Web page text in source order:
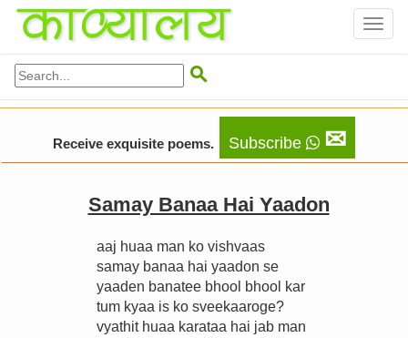

Receive exquisite poems. Subscribe ✉
Samay Banaa Hai Yaadon
aaj huaa man ko vishvaas
samay banaa hai yaadon se
yaaden banatee bhool bhool kar
tum kyaa is ko sveekaaroge?
vyathit huaa karataa hai jab man